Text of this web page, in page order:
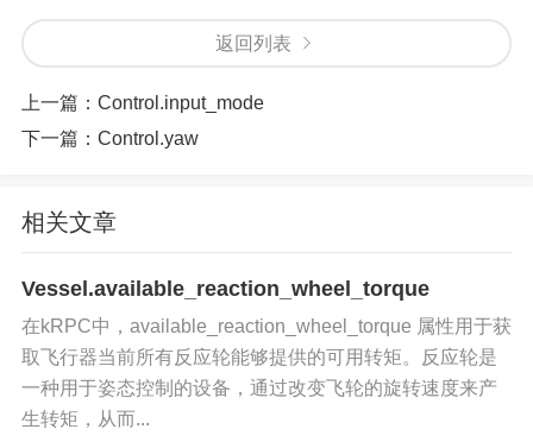
获取当前活跃的飞行器对象。
获取控制对象：通过vessel.control获取控制
对象。
示将俯仰设置为50%，并打印确认信息。
应用场景
飞行控制：在飞行过程中，通过编程方式调整俯
返回列表
上一篇： Control.input_mode
下一篇： Control.yaw
相关文章
Vessel.available_reaction_wheel_torque
在kRPC中，available_reaction_wheel_torque 属性用于获
取飞行器当前所有反应轮能够提供的可用转矩。反应轮是
一种用于姿态控制的设备，通过改变飞轮的旋转速度来产
生转矩，从而...